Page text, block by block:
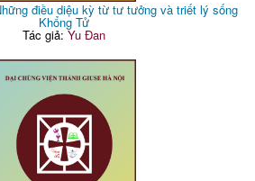
điều diệu kỳ từ tư tưởng và triết lý sống
Khổng Tử
Tác giả:Yu Đan